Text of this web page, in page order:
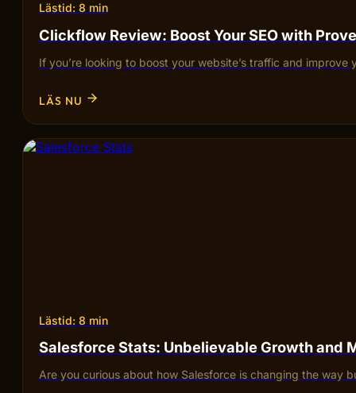
Lästid: 8 min
Clickflow Review: Boost Your SEO with
If you’re looking to boost your website’s traffic and
LÄS NU
Lästid: 8 min
Salesforce Stats: Unbelievable Growth and
Are you curious about how Salesforce is changing the way